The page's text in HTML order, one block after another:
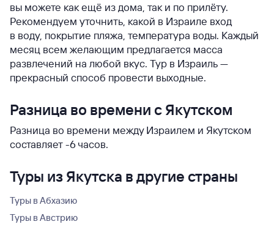
вы можете как ещё из дома, так и по прилёту.
Рекомендуем уточнить, какой в Израиле вход
в воду, покрытие пляжа, температура воды. Каждый
месяц всем желающим предлагается масса
развлечений на любой вкус. Тур в Израиль —
прекрасный способ провести выходные.
Разница во времени с Якутском
Разница во времени между Израилем и Якутском
составляет -6 часов.
Туры из Якутска в другие страны
Туры в Абхазию
Туры в Австрию